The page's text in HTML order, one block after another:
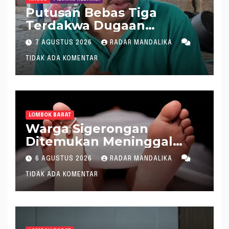
Putusan Bebas Tiga
Terdakwa Dugaan
Gratifikasi Dana “Siluman”
DPRD NTB, Najamudin
Sebut Putusan Hakim
Aneh dan Ganjil, Bakal
Lapor Hakim Tipikor
Mataram ke MA
7 AGUSTUS 2026 RADAR MANDALIKA
TIDAK ADA KOMENTAR
LOMBOK BARAT
Warga Sigerongan
Ditemukan Meninggal
saat Setrum Ikan di
Sungai
6 AGUSTUS 2026 RADAR MANDALIKA
TIDAK ADA KOMENTAR